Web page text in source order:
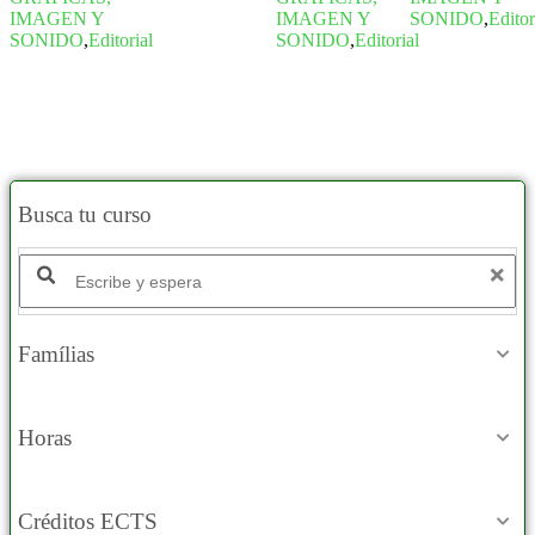
IMAGEN Y
SONIDO,Editorial
IMAGEN Y
SONIDO,Editorial
SONIDO,
Busca tu curso
Famílias
Horas
Créditos ECTS